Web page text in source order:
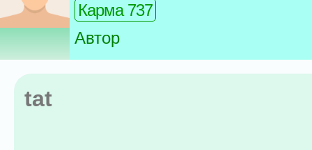
Карма 737
Автор
tat